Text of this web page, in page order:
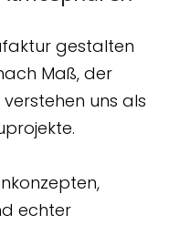
gestalten
Maß, der
uns als
echter